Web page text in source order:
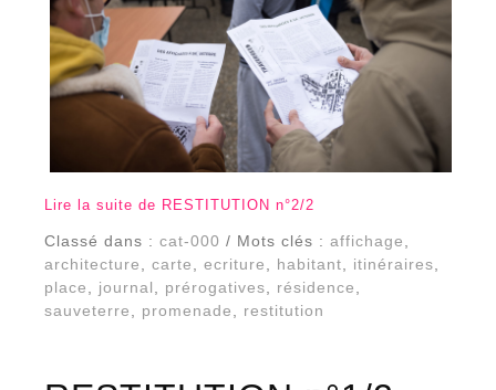
Lire la suite de RESTITUTION n°2/2
Classé dans : cat-000 / Mots clés : affichage
architecture
carte ecriture habitant itinéraires
place
journal prérogatives résidence
sauveterre
promenade restitution